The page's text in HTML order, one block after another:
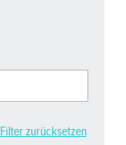
Filter zurücksetzen